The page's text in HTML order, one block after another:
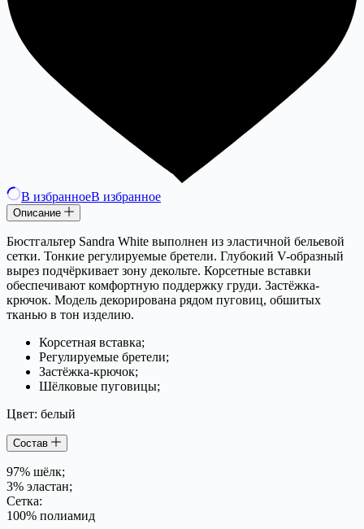
В избранноеВ избранное
Описание
Бюстгальтер Sandra White выполнен из эластичной бельевой
сетки. Тонкие регулируемые бретели. Глубокий V-образный
вырез подчёркивает зону декольте. Корсетные вставки
обеспечивают комфортную поддержку груди. Застёжка-
крючок. Модель декорирована рядом пуговиц, обшитых
тканью в тон изделию.
Корсетная вставка;
Регулируемые бретели;
Застёжка-крючок;
Шёлковые пуговицы;
Цвет: белый
Состав
97% шёлк;
3% эластан;
Сетка:
100% полиамид